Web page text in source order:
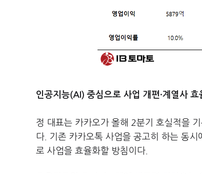
인공지능(AI) 중심으로 사업 개편·계열사
정 대표는 카카오가 올해 2분기 호실적을
다. 기존 카카오톡 사업을 공고히 하는 동
로 사업을 효율화할 방침이다.